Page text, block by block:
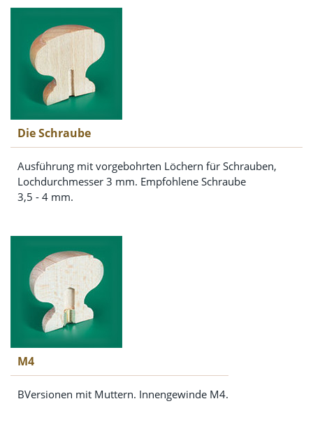
Die Schraube
Ausführung mit vorgebohrten Löchern für Schrauben,
Lochdurchmesser 3 mm. Empfohlene Schraube
3,5 - 4 mm.
M4
BVersionen mit Muttern. Innengewinde M4.